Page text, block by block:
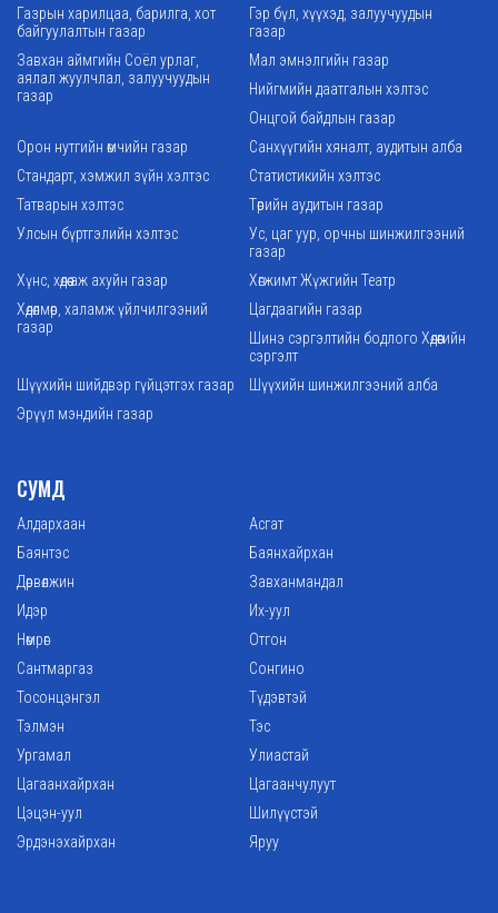
Газрын харилцаа, барилга, хот
байгуулалтын газар
Гэр бүл, хүүхэд, залуучуудын
газар
Завхан аймгийн Соёл урлаг,
аялал жуулчлал, залуучуудын
газар
Мал эмнэлгийн газар
Нийгмийн даатгалын хэлтэс
Онцгой байдлын газар
Орон нутгийн өмчийн газар
Санхүүгийн хяналт, аудитын алба
Стандарт, хэмжил зүйн хэлтэс
Статистикийн хэлтэс
Татварын хэлтэс
Төрийн аудитын газар
Улсын бүртгэлийн хэлтэс
Ус, цаг уур, орчны шинжилгээний
газар
Хүнс, хөдөө аж ахуйн газар
Хөгжимт Жүжгийн Театр
Хөдөлмөр, халамж үйлчилгээний
газар
Цагдаагийн газар
Шинэ сэргэлтийн бодлого Хөдөөгийн
сэргэлт
Шүүхийн шийдвэр гүйцэтгэх газар
Шүүхийн шинжилгээний алба
Эрүүл мэндийн газар
СУМД
Алдархаан
Асгат
Баянтэс
Баянхайрхан
Дөрвөлжин
Завханмандал
Идэр
Их-уул
Нөмрөг
Отгон
Сантмаргаз
Сонгино
Тосонцэнгэл
Түдэвтэй
Тэлмэн
Тэс
Ургамал
Улиастай
Цагаанхайрхан
Цагаанчулуут
Цэцэн-уул
Шилүүстэй
Эрдэнэхайрхан
Яруу